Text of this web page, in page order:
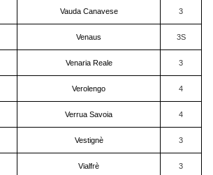
Vauda Canavese 3
Venaus 3S
Venaria Reale 3
Verolengo 4
Verrua Savoia 4
Vestignè 3
Vialfrè 3